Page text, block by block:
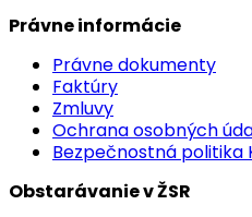
Právne informácie
Právne dokumenty
Faktúry
Zmluvy
Ochrana osobných
Bezpečnostná politika
Obstarávanie v ŽSR